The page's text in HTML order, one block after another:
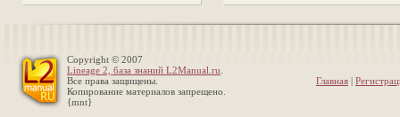
Copyright © 2007
Lineage 2, база знаний L2Manual.ru
Все права защищены.
Копирование материалов запрещено.
{mnt}
Главная |